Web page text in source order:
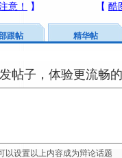
跟帖
精华帖
帖子，体验更流畅